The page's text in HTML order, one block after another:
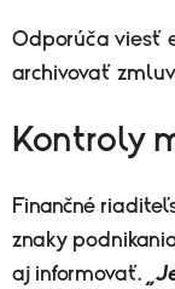
Odporúča viesť
archivovať
Kontroly
Finančné
znaky
aj informovať.